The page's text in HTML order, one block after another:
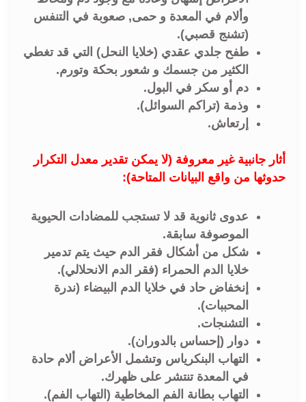
وألام في المعدة و حمى, صعوبة في التنفس
(تشنج قصبي).
طفح جلدي عقدي (خلايا النحل) التي قد تغطي
الكثير من جسمك و شعور بحكة وتورم.
دم أو سكر في البول.
وذمة (تراكم السوائل).
إرتعاش.
أثار جانبية غير معروفة (لا يمكن تقدير معدل التكرار
حدوثها من واقع البيانات المتاحة):
عدوى ثانوية قد لا تستجب للمضادات الحيوية
الموصوفة سابقة.
شكل من أشكال فقر الدم حيث يتم تدمير
خلايا الدم الحمراء (فقر الدم الانحلالي).
إنخفاض حاد في خلايا الدم البيضاء (ندرة
المحببات).
التشنجات.
دوار (إحساس بالدوران).
التهاب البنكرياس وتشمل الأعراض ألام حادة
في المعدة تنتشر على ظهرك.
التهاب بطانة الفم المخاطية (التهاب الفم).